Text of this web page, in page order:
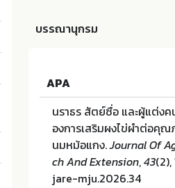
บรรณานุกรม
APA
นราธร สัตย์ซื่อ และผู้แต่ง
องการเสริมผงไข่ผำต่อคุ
นมหม้อแกง.Journal Of
ch And Extension,43(2),
jare-mju.2026.34